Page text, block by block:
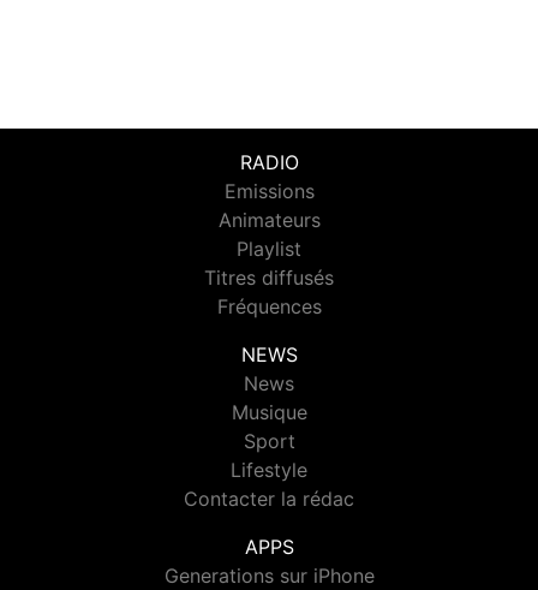
RADIO
Emissions
Animateurs
Playlist
Titres diffusés
Fréquences
NEWS
News
Musique
Sport
Lifestyle
Contacter la rédac
APPS
Generations sur iPhone